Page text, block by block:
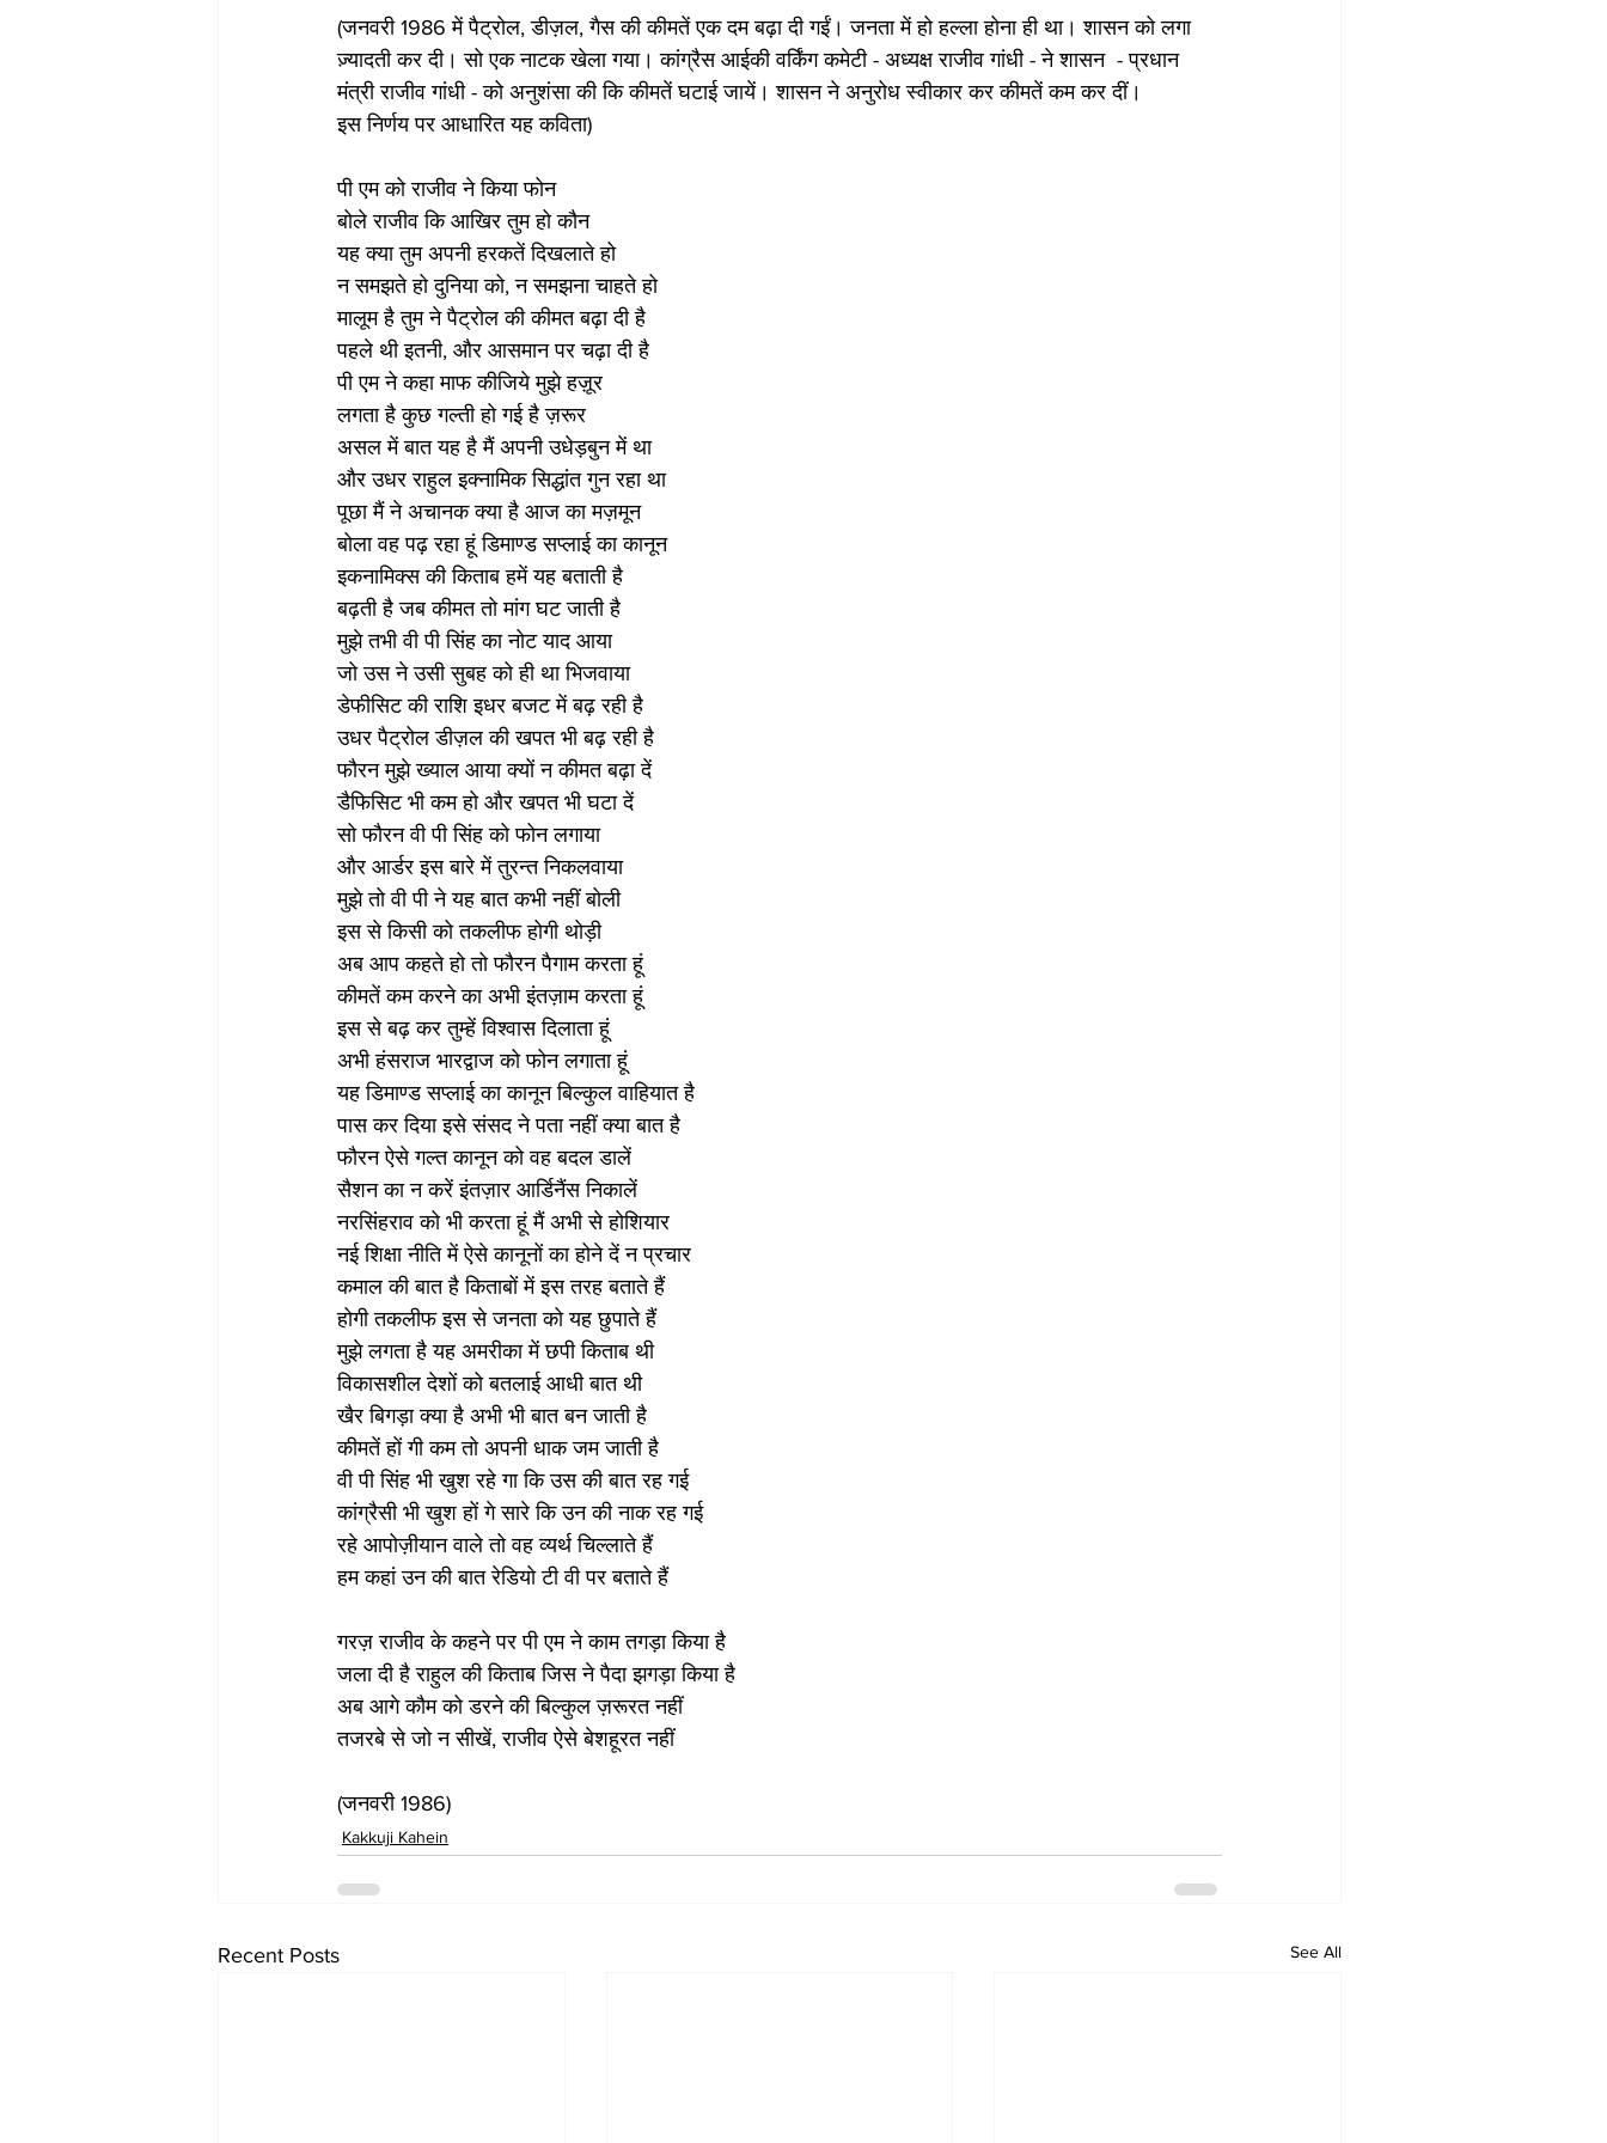
(जनवरी 1986 में पैट्रोल, डीज़ल, गैस की कीमतें एक दम बढ़ा दी गईं। जनता में हो हल्ला होना ही था। शासन को लगा
ज़्यादती कर दी। सो एक नाटक खेला गया। कांग्रैस आईकी वर्किंग कमेटी - अध्यक्ष राजीव गांधी - ने शासन  - प्रधान
मंत्री राजीव गांधी - को अनुशंसा की कि कीमतें घटाई जायें। शासन ने अनुरोध स्वीकार कर कीमतें कम कर दीं।
इस निर्णय पर आधारित यह कविता)
पी एम को राजीव ने किया फोन
बोले राजीव कि आखिर तुम हो कौन
यह क्या तुम अपनी हरकतें दिखलाते हो
न समझते हो दुनिया को, न समझना चाहते हो
मालूम है तुम ने पैट्रोल की कीमत बढ़ा दी है
पहले थी इतनी, और आसमान पर चढ़ा दी है
पी एम ने कहा माफ कीजिये मुझे हज़ूर
लगता है कुछ गल्ती हो गई है ज़रूर
असल में बात यह है मैं अपनी उधेड़बुन में था
और उधर राहुल इक्नामिक सिद्धांत गुन रहा था
पूछा मैं ने अचानक क्या है आज का मज़मून
बोला वह पढ़ रहा हूं डिमाण्ड सप्लाई का कानून
इकनामिक्स की किताब हमें यह बताती है
बढ़ती है जब कीमत तो मांग घट जाती है
मुझे तभी वी पी सिंह का नोट याद आया
जो उस ने उसी सुबह को ही था भिजवाया
डेफीसिट की राशि इधर बजट में बढ़ रही है
उधर पैट्रोल डीज़ल की खपत भी बढ़ रही है
फौरन मुझे ख्याल आया क्यों न कीमत बढ़ा दें
डैफिसिट भी कम हो और खपत भी घटा दें
सो फौरन वी पी सिंह को फोन लगाया
और आर्डर इस बारे में तुरन्त निकलवाया
मुझे तो वी पी ने यह बात कभी नहीं बोली
इस से किसी को तकलीफ होगी थोड़ी
अब आप कहते हो तो फौरन पैगाम करता हूं
कीमतें कम करने का अभी इंतज़ाम करता हूं
इस से बढ़ कर तुम्हें विश्वास दिलाता हूं
अभी हंसराज भारद्वाज को फोन लगाता हूं
यह डिमाण्ड सप्लाई का कानून बिल्कुल वाहियात है
पास कर दिया इसे संसद ने पता नहीं क्या बात है
फौरन ऐसे गल्त कानून को वह बदल डालें
सैशन का न करें इंतज़ार आर्डिनैंस निकालें
नरसिंहराव को भी करता हूं मैं अभी से होशियार
नई शिक्षा नीति में ऐसे कानूनों का होने दें न प्रचार
कमाल की बात है किताबों में इस तरह बताते हैं
होगी तकलीफ इस से जनता को यह छुपाते हैं
मुझे लगता है यह अमरीका में छपी किताब थी
विकासशील देशों को बतलाई आधी बात थी
खैर बिगड़ा क्या है अभी भी बात बन जाती है
कीमतें हों गी कम तो अपनी धाक जम जाती है
वी पी सिंह भी खुश रहे गा कि उस की बात रह गई
कांग्रैसी भी खुश हों गे सारे कि उन की नाक रह गई
रहे आपोज़ीयान वाले तो वह व्यर्थ चिल्लाते हैं
हम कहां उन की बात रेडियो टी वी पर बताते हैं
गरज़ राजीव के कहने पर पी एम ने काम तगड़ा किया है
जला दी है राहुल की किताब जिस ने पैदा झगड़ा किया है
अब आगे कौम को डरने की बिल्कुल ज़रूरत नहीं
तजरबे से जो न सीखें, राजीव ऐसे बेशहूरत नहीं
(जनवरी 1986)
Kakkuji Kahein
Recent Posts See All